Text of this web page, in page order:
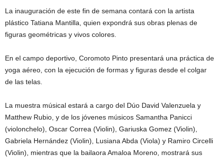
La inauguración de este fin de semana contará con la artista
plástico Tatiana Mantilla, quien expondrá sus obras plenas de
figuras geométricas y vivos colores.
En el campo deportivo, Coromoto Pinto presentará una práctica de
yoga aéreo, con la ejecución de formas y figuras desde el colgar
de las telas.
La muestra músical estará a cargo del Dúo David Valenzuela y
Matthew Rubio, y de los jóvenes músicos Samantha Panicci
(violonchelo), Oscar Correa (Violin), Gariuska Gomez (Violin),
Gabriela Hernández (Violin), Lusiana Abda (Viola) y Ramiro Circelli
(Violin), mientras que la bailaora Amaloa Moreno, mostrará sus